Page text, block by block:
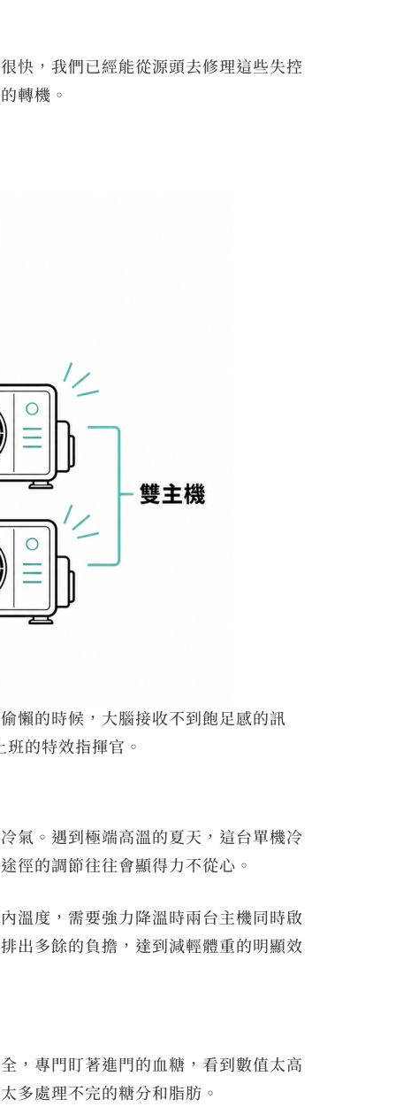
快，我們已經能從源頭去修理這些失控
轉機。
懶的時候，大腦接收不到飽足感的訊
的特效指揮官。
氣。遇到極端高溫的夏天，這台單機冷
徑的調節往往會顯得力不從心。
溫度，需要強力降溫時兩台主機同時啟
出多餘的負擔，達到減輕體重的明顯效
，專門盯著進門的血糖，看到數值太高
多處理不完的糖分和脂肪。